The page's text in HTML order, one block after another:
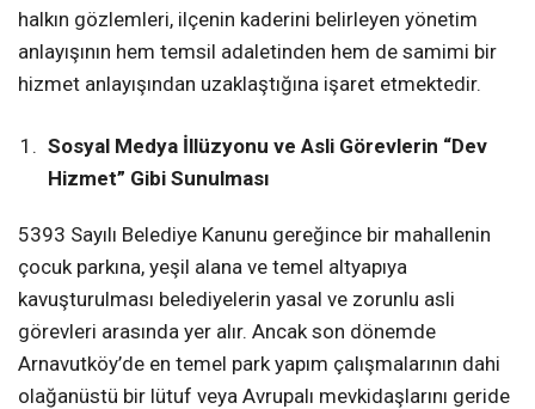
halkın gözlemleri, ilçenin kaderini belirleyen yönetim
anlayışının hem temsil adaletinden hem de samimi bir
hizmet anlayışından uzaklaştığına işaret etmektedir.
Sosyal Medya İllüzyonu ve Asli Görevlerin “Dev
Hizmet” Gibi Sunulması
5393 Sayılı Belediye Kanunu gereğince bir mahallenin
çocuk parkına, yeşil alana ve temel altyapıya
kavuşturulması belediyelerin yasal ve zorunlu asli
görevleri arasında yer alır. Ancak son dönemde
Arnavutköy’de en temel park yapım çalışmalarının dahi
olağanüstü bir lütuf veya Avrupalı mevkidaşlarını geride